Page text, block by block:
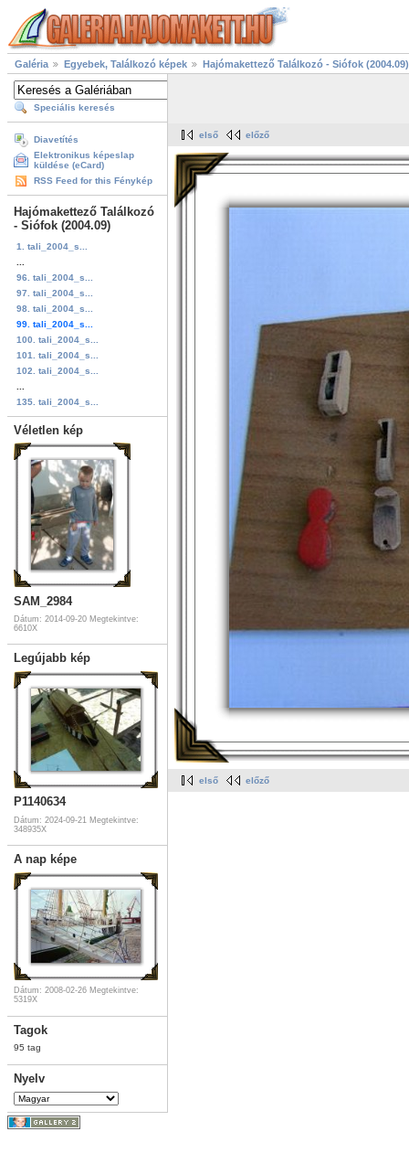
Galéria Egyebek, Találkozó képek Hajómakettező Találkozó - Siófok (2004.09)
Speciális keresés
Diavetítés
Elektronikus képeslap
küldése (eCard)
RSS Feed for this Fénykép
Hajómakettező Találkozó
- Siófok (2004.09)
1. tali_2004_s...
96. tali_2004_s...
97. tali_2004_s...
98. tali_2004_s...
99. tali_2004_s...
100. tali_2004_s...
101. tali_2004_s...
102. tali_2004_s...
135. tali_2004_s...
Véletlen kép
SAM_2984
Dátum: 2014-09-20 Megtekintve:
6610X
Legújabb kép
P1140634
Dátum: 2024-09-21 Megtekintve:
348935X
A nap képe
Dátum: 2008-02-26 Megtekintve:
5319X
Tagok
95 tag
Nyelv
első előző
első előző